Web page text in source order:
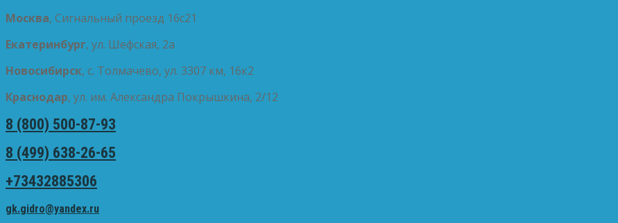
Москва, Сигнальный проезд 16с21
Екатеринбург, ул. Шефская, 2а
Новосибирск, с. Толмачево, ул. 3307 км, 16к2
Краснодар, ул. им. Александра Покрышкина, 2/12
8 (800) 500-87-93
8 (499) 638-26-65
+73432885306
gk.gidro@yandex.ru